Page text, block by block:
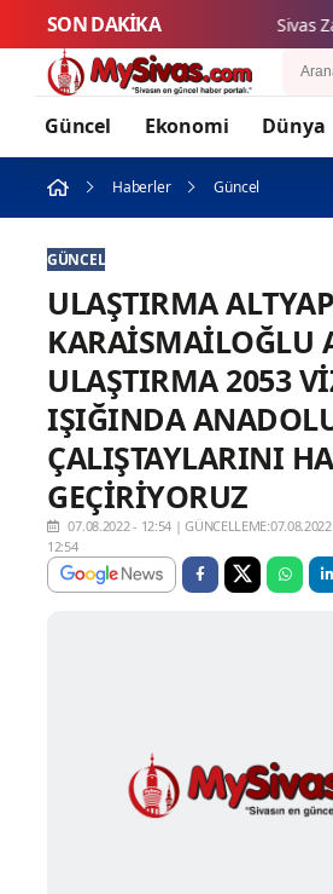
SON DAKİKA Sivas
Güncel Ekonomi Dünya
Haberler Güncel
GÜNCEL
ULAŞTIRMA
KARAİSMAİLOĞLU
ULAŞTIRMA 2053
IŞIĞINDA
ÇALIŞTAYLARINI
GEÇİRİYORUZ
07.08.2022 - 12:54 |
12:54